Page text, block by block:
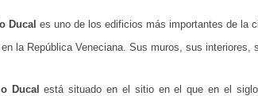
Ducal es uno de los edificios más importantes de la
la República Veneciana. Sus muros, sus interiores,
Ducalestá situado en el sitio en el que en el